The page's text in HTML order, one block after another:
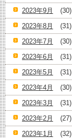
2023年9月
(30)
2023年8月
(31)
2023年7月
(30)
2023年6月
(31)
2023年5月
(31)
2023年4月
(30)
2023年3月
(31)
2023年2月
(27)
2023年1月
(32)